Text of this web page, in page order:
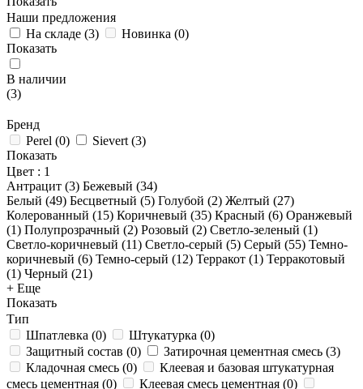
Наши предложения
На складе (3) Новинка (0)
Показать
В наличии
(3)
Бренд
Perel (0) Sievert (3)
Показать
Цвет : 1
Антрацит (3) Бежевый (34)
Белый (49) Бесцветный (5) Голубой (2) Желтый (27)
Колерованный (15) Коричневый (35) Красный (6) Оранжевый
(1) Полупрозрачный (2) Розовый (2) Светло-зеленый (1)
Светло-коричневый (11) Светло-серый (5) Серый (55) Темно-
коричневый (6) Темно-серый (12) Терракот (1) Терракотовый
(1) Черный (21)
+ Еще
Показать
Тип
Шпатлевка (0) Штукатурка (0)
Защитный состав (0) Затирочная цементная смесь (3)
Кладочная смесь (0)
Клеевая и базовая штукатурная
смесь цементная (0) Клеевая смесь цементная (0)